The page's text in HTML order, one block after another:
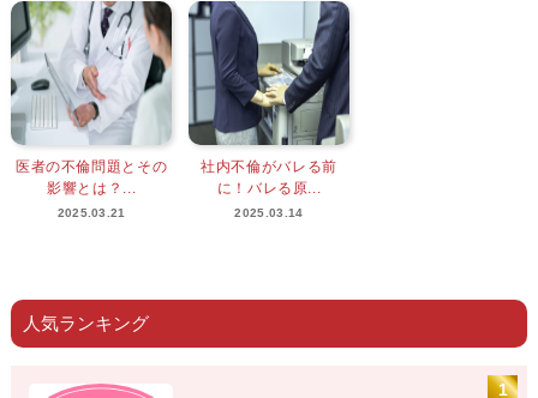
医者の不倫問題とその
影響とは？...
2025.03.21
社内不倫がバレる前
に！バレる原...
2025.03.14
人気ランキング